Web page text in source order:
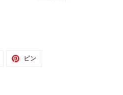
TWITTERピンPINTEREST